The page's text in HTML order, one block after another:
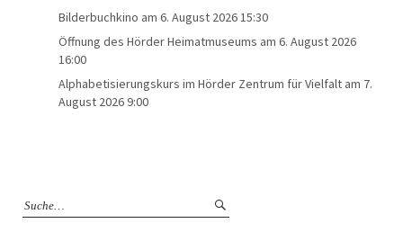
Bilderbuchkino am 6. August 2026 15:30
Öffnung des Hörder Heimatmuseums am 6. August 2026
16:00
Alphabetisierungskurs im Hörder Zentrum für Vielfalt am 7.
August 2026 9:00